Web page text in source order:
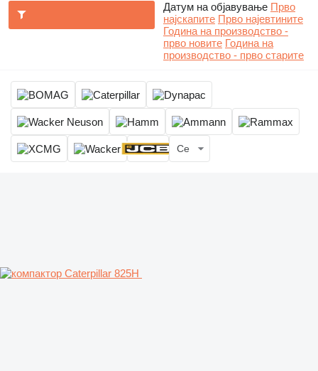
Датум на објавување Прво
најскапите Прво најевтините
Година на производство -
прво новите Година на
производство - прво старите
Се